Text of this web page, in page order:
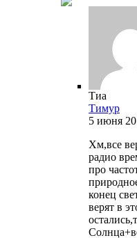
Тиа
Тимур
5 июня
Хм,все
радио
про
конец
верят в